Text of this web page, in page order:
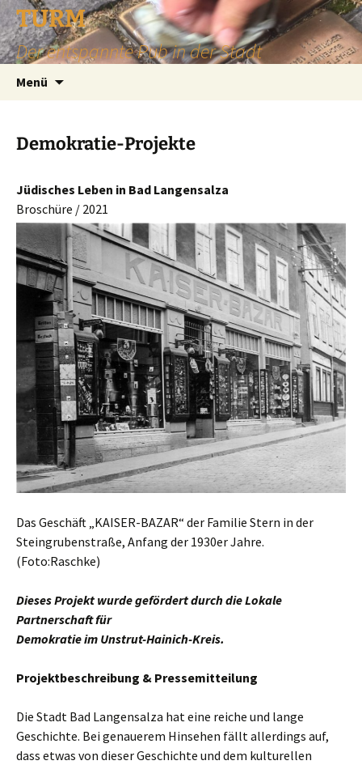
TURM
Der entspannte Pub in der Stadt
Menü
Demokratie-Projekte
Jüdisches Leben in Bad Langensalza
Broschüre / 2021
Das Geschäft „KAISER-BAZAR“ der Familie Stern in der
Steingrubenstraße, Anfang der 1930er Jahre.
(Foto:Raschke)
Dieses Projekt wurde gefördert durch die Lokale
Partnerschaft für
Demokratie im Unstrut-Hainich-Kreis.
Projektbeschreibung & Pressemitteilung
Die Stadt Bad Langensalza hat eine reiche und lange
Geschichte. Bei genauerem Hinsehen fällt allerdings auf,
dass etwas von dieser Geschichte und dem kulturellen